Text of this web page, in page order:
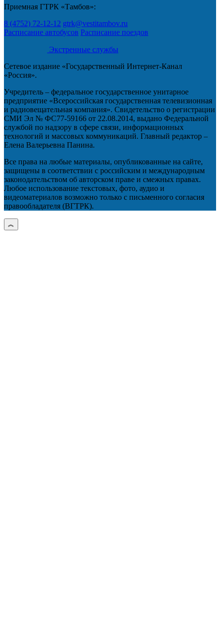
Приемная ГТРК «Тамбов»:
8 (4752) 72-12-12 gtrk@vestitambov.ru
Расписание автобусов Расписание поездов
Экстренные службы
Сетевое издание «Государственный Интернет-Канал
«Россия».
Учредитель – федеральное государственное унитарное
предприятие «Всероссийская государственная телевизионная
и радиовещательная компания». Свидетельство о регистрации
СМИ Эл № ФС77-59166 от 22.08.2014, выдано Федеральной
службой по надзору в сфере связи, информационных
технологий и массовых коммуникаций. Главный редактор –
Елена Валерьевна Панина.
Все права на любые материалы, опубликованные на сайте,
защищены в соответствии с российским и международным
законодательством об авторском праве и смежных правах.
Любое использование текстовых, фото, аудио и
видеоматериалов возможно только с письменного согласия
правообладателя (ВГТРК).